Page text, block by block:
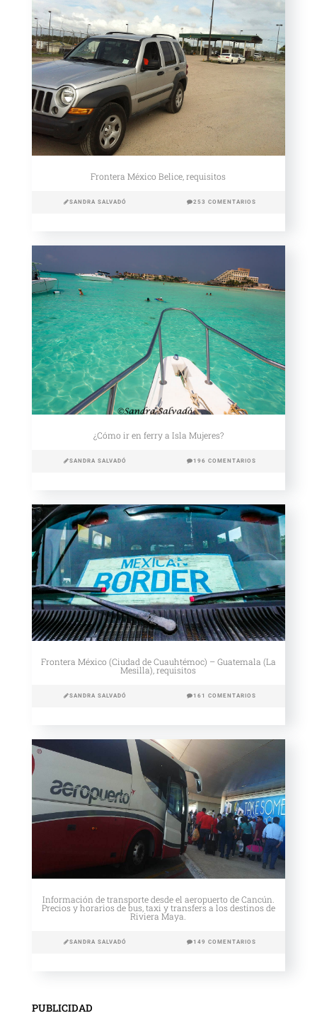
Frontera México Belice, requisitos
SANDRA SALVADÓ 253 COMENTARIOS
¿Cómo ir en ferry a Isla Mujeres?
SANDRA SALVADÓ 196 COMENTARIOS
Frontera México (Ciudad de Cuauhtémoc) – Guatemala (La
Mesilla), requisitos
SANDRA SALVADÓ 161 COMENTARIOS
Información de transporte desde el aeropuerto de Cancún.
Precios y horarios de bus, taxi y transfers a los destinos de
Riviera Maya.
SANDRA SALVADÓ 149 COMENTARIOS
PUBLICIDAD